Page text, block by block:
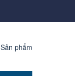
Sản phẩm